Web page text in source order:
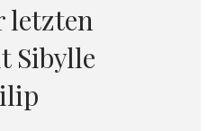
letzten
Sibylle